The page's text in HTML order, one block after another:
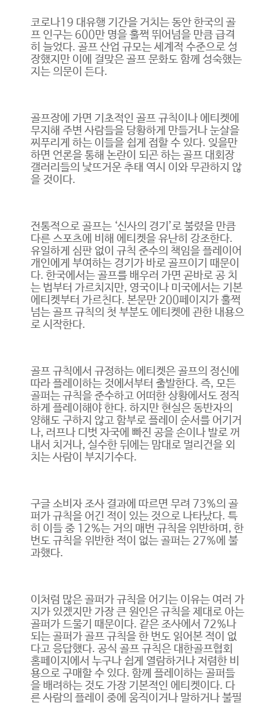
코로나19 대유행 기간을 거치는 동안 한국의 골
프 인구는 600만 명을 훌쩍 뛰어넘을 만큼 급격
히 늘었다. 골프 산업 규모는 세계적 수준으로 성
장했지만 이에 걸맞은 골프 문화도 함께 성숙했는
지는 의문이 든다.
골프장에 가면 기초적인 골프 규칙이나 에티켓에
무지해 주변 사람들을 당황하게 만들거나 눈살을
찌푸리게 하는 이들을 쉽게 접할 수 있다. 잊을만
하면 언론을 통해 논란이 되곤 하는 골프 대회장
갤러리들의 낯뜨거운 추태 역시 이와 무관하지 않
을 것이다.
전통적으로 골프는 ‘신사의 경기’로 불렸을 만큼
다른 스포츠에 비해 에티켓을 유난히 강조한다.
유일하게 심판 없이 규칙 준수의 책임을 플레이어
개인에게 부여하는 경기가 바로 골프이기 때문이
다. 한국에서는 골프를 배우러 가면 곧바로 공 치
는 법부터 가르치지만, 영국이나 미국에서는 기본
에티켓부터 가르친다. 본문만 200페이지가 훌쩍
넘는 골프 규칙의 첫 부분도 에티켓에 관한 내용으
로 시작한다.
골프 규칙에서 규정하는 에티켓은 골프의 정신에
따라 플레이하는 것에서부터 출발한다. 즉, 모든
골퍼는 규칙을 준수하고 어떠한 상황에서도 정직
하게 플레이해야 한다. 하지만 현실은 동반자의
양해도 구하지 않고 함부로 플레이 순서를 어기거
나, 러프나 디벗 자국에 빠진 공을 손이나 발로 꺼
내서 치거나, 실수한 뒤에는 맘대로 멀리건을 외
치는 사람이 부지기수다.
구글 소비자 조사 결과에 따르면 무려 73%의 골
퍼가 규칙을 어긴 적이 있는 것으로 나타났다. 특
히 이들 중 12%는 거의 매번 규칙을 위반하며, 한
번도 규칙을 위반한 적이 없는 골퍼는 27%에 불
과했다.
이처럼 많은 골퍼가 규칙을 어기는 이유는 여러 가
지가 있겠지만 가장 큰 원인은 규칙을 제대로 아는
골퍼가 드물기 때문이다. 같은 조사에서 72%나
되는 골퍼가 골프 규칙을 한 번도 읽어본 적이 없
다고 응답했다. 공식 골프 규칙은 대한골프협회
홈페이지에서 누구나 쉽게 열람하거나 저렴한 비
용으로 구매할 수 있다. 함께 플레이하는 골퍼들
을 배려하는 것도 가장 기본적인 에티켓이다. 다
른 사람의 플레이 중에 움직이거나 말하거나 불필